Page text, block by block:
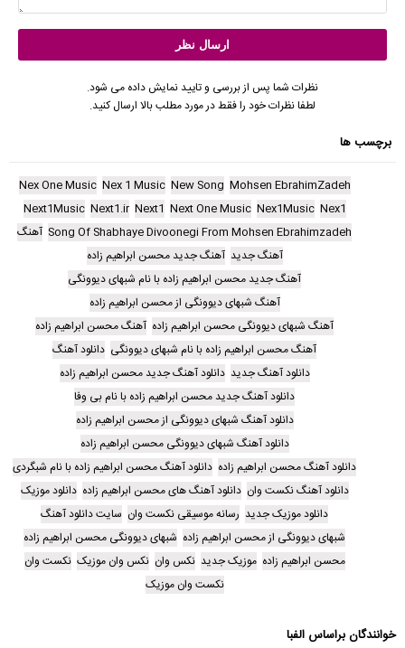
نظرات شما پس از بررسی و تایید نمایش داده می شود.
لطفا نظرات خود را فقط در مورد مطلب بالا ارسال کنید.
برچسب ها
Mohsen EbrahimZadeh
New Song
Nex 1 Music
Nex One Music
Nex1
Nex1Music
Next One Music
Next1
Next1.ir
Next1Music
Song Of Shabhaye Divoonegi From Mohsen Ebrahimzadeh آهنگ
آهنگ جدید آهنگ جدید محسن ابراهیم زاده
آهنگ جدید محسن ابراهیم زاده با نام شبهای دیوونگی
آهنگ شبهای دیوونگی از محسن ابراهیم زاده
آهنگ شبهای دیوونگی محسن ابراهیم زاده آهنگ محسن ابراهیم زاده
آهنگ محسن ابراهیم زاده با نام شبهای دیوونگی دانلود آهنگ
دانلود آهنگ جدید دانلود آهنگ جدید محسن ابراهیم زاده
دانلود آهنگ جدید محسن ابراهیم زاده با نام بی وفا
دانلود آهنگ شبهای دیوونگی از محسن ابراهیم زاده
دانلود آهنگ شبهای دیوونگی محسن ابراهیم زاده
دانلود آهنگ محسن ابراهیم زاده دانلود آهنگ محسن ابراهیم زاده با نام شبگردی
دانلود آهنگ نکست وان دانلود آهنگ های محسن ابراهیم زاده دانلود موزیک
دانلود موزیک جدید رسانه موسیقی نکست وان سایت دانلود آهنگ
شبهای دیوونگی از محسن ابراهیم زاده شبهای دیوونگی محسن ابراهیم زاده
محسن ابراهیم زاده موزیک جدید نکس وان نکس وان موزیک نکست وان
نکست وان موزیک
خوانندگان براساس الفبا